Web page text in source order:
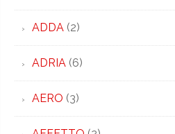
ADDA(2)
ADRIA(6)
AERO (3)